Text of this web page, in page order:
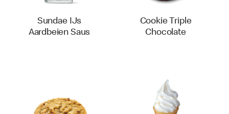
Sundae IJs
Aardbeien Saus
Cookie Triple
Chocolate